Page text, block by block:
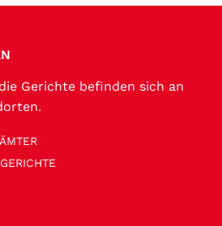
Gerichte befinden sich an